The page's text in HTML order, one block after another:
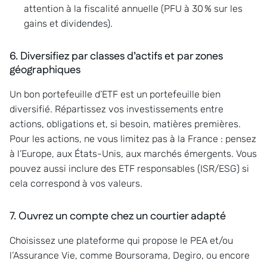
attention à la fiscalité annuelle (PFU à 30 % sur les
gains et dividendes).
6. Diversifiez par classes d’actifs et par zones
géographiques
Un bon portefeuille d’ETF est un portefeuille bien
diversifié. Répartissez vos investissements entre
actions, obligations et, si besoin, matières premières.
Pour les actions, ne vous limitez pas à la France : pensez
à l’Europe, aux États-Unis, aux marchés émergents. Vous
pouvez aussi inclure des ETF responsables (ISR/ESG) si
cela correspond à vos valeurs.
7. Ouvrez un compte chez un courtier adapté
Choisissez une plateforme qui propose le PEA et/ou
l’Assurance Vie, comme Boursorama, Degiro, ou encore